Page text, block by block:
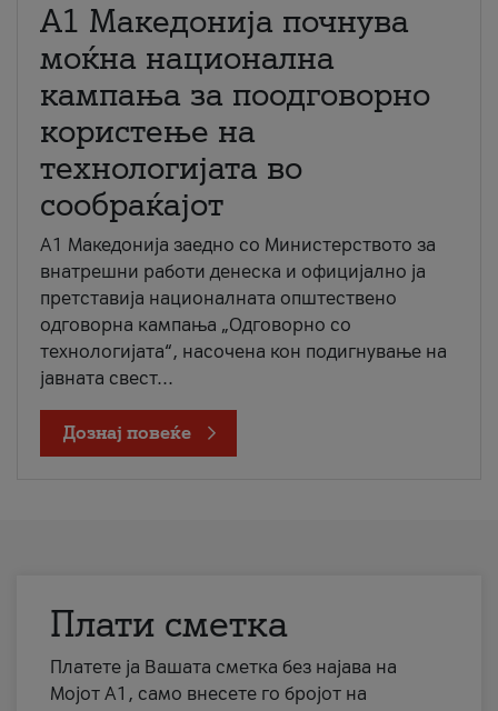
A1 Македонија почнува
моќна национална
кампања за поодговорно
користење на
технологијата во
сообраќајот
A1 Македонија заедно со Министерството за
внатрешни работи денеска и официјално ја
претставија националната општествено
одговорна кампања „Одговорно со
технологијата“, насочена кон подигнување на
јавната свест...
Дознај повеќе
Плати сметка
Платете ја Вашата сметка без најава на
Мојот А1, само внесете го бројот на